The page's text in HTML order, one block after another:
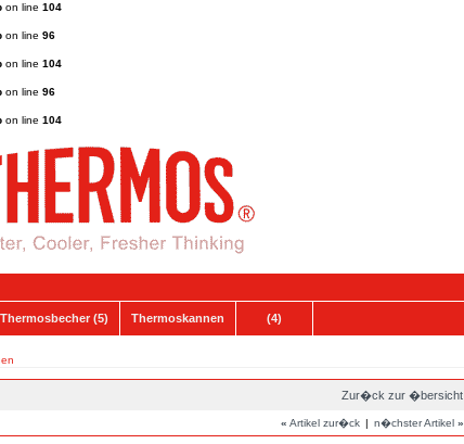
on line 104
on line 96
on line 104
on line 96
on line 104
Thermosbecher (5) Thermoskannen (4)
Zur�ck zur �bersicht
« Artikel zur�ck | n�chster Artikel »